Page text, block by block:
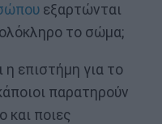
εξαρτώνται
το σώμα;
η επιστήμη για το
παρατηρούν
και ποιες